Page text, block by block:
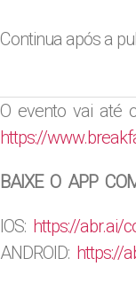
Continua após a
O evento vai até
https://
BAIXE O APP
IOS: https://abr.ai/
ANDROID: https://